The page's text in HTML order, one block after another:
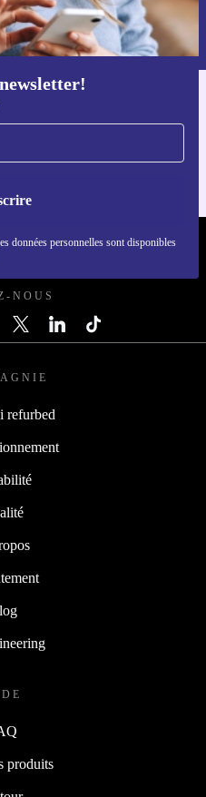
données personnelles sont disponibles
des données personnelles
.
refurbed
- RETHINK NEW.
NOUS
refurbed
produits